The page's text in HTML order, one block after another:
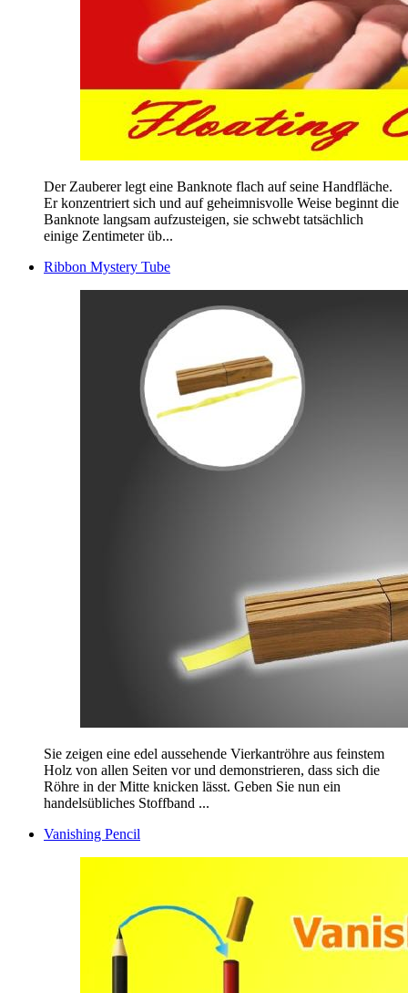
Der Zauberer legt eine Banknote flach auf seine Handfläche.
Er konzentriert sich und auf geheimnisvolle Weise beginnt die
Banknote langsam aufzusteigen, sie schwebt tatsächlich
einige Zentimeter üb...
Ribbon Mystery Tube
Sie zeigen eine edel aussehende Vierkantröhre aus feinstem
Holz von allen Seiten vor und demonstrieren, dass sich die
Röhre in der Mitte knicken lässt. Geben Sie nun ein
handelsübliches Stoffband ...
Vanishing Pencil